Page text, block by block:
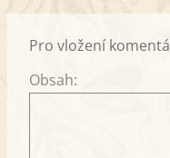
Pro vložení
Obsah: